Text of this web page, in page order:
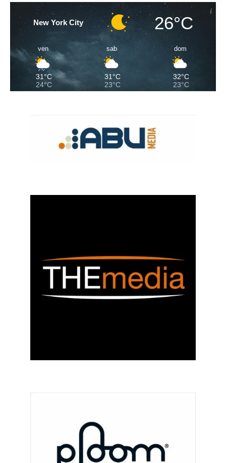
New York City 26°C
ven
31°C
24°C
sab
31°C
23°C
dom
32°C
23°C